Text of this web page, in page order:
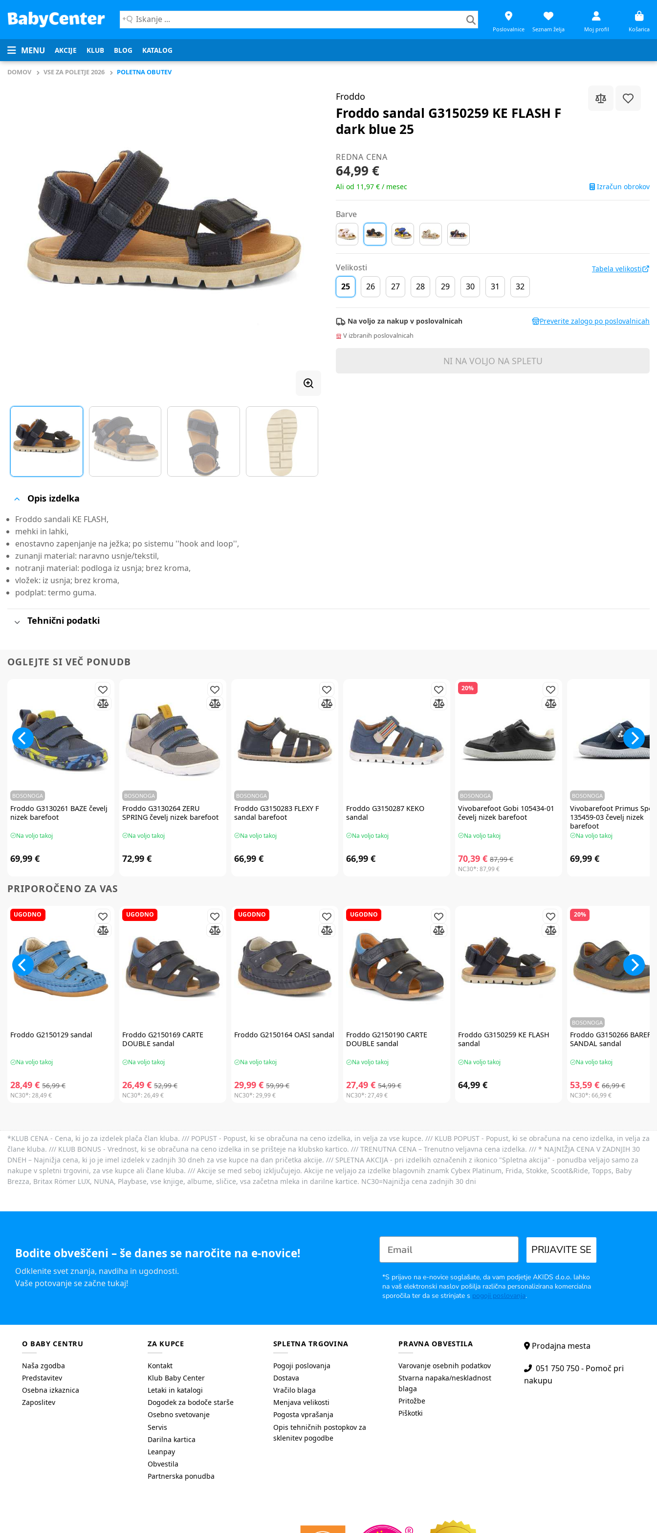
Iskanje
...
Poslovalnice Seznam želja Moj profil Košarica
MENU AKCIJE KLUB BLOG KATALOG
DOMOV VSE ZA POLETJE 2026 POLETNA OBUTEV
Froddo
Froddo sandal G3150259 KE FLASH F
dark blue 25
REDNA CENA
64,99 €
Ali od 11,97 € / mesec Izračun obrokov
Barve
Velikosti Tabela velikosti
25 26 27 28 29 30 31 32
Na voljo za nakup v poslovalnicah Preverite zalogo po poslovalnicah
V izbranih poslovalnicah
NI NA VOLJO NA SPLETU
Opis izdelka
Froddo sandali KE FLASH,
mehki in lahki,
enostavno zapenjanje na ježka; po sistemu ''hook and loop'',
zunanji material: naravno usnje/tekstil,
notranji material: podloga iz usnja; brez kroma,
vložek: iz usnja; brez kroma,
podplat: termo guma.
Tehnični podatki
OGLEJTE SI VEČ PONUDB
BOSONOGA
Froddo G3130261 BAZE čevelj
nizek barefoot
Na voljo takoj
69,99 €
BOSONOGA
Froddo G3130264 ZERU
SPRING čevelj nizek barefoot
Na voljo takoj
72,99 €
BOSONOGA
Froddo G3150283 FLEXY F
sandal barefoot
Na voljo takoj
66,99 €
Froddo G3150287 KEKO
sandal
Na voljo takoj
66,99 €
20%
BOSONOGA
VivobarefootGobi 105434-01
čevelj nizek barefoot
Na voljo takoj
70,39 € 87,99 €
NC30*:87,99 €
BOSONOGA
Vivobarefoot Primus
135459-03 čevelj nizek
barefoot
Na voljo takoj
69,99 €
PRIPOROČENO ZA VAS
UGODNO
Froddo G2150129 sandal
Na voljo takoj
28,49 € 56,99 €
NC30*:28,49 €
UGODNO
Froddo G2150169 CARTE
DOUBLE sandal
Na voljo takoj
26,49 € 52,99 €
NC30*:26,49 €
UGODNO
Froddo G2150164 OASI sandal
Na voljo takoj
29,99 € 59,99 €
NC30*:29,99 €
UGODNO
Froddo G2150190 CARTE
DOUBLE sandal
Na voljo takoj
27,49 € 54,99 €
NC30*:27,49 €
Froddo G3150259 KE FLASH
sandal
Na voljo takoj
64,99 €
20%
BOSONOGA
Froddo G3150266
SANDAL sandal
Na voljo takoj
53,59 € 66,99 €
NC30*:66,99 €
*KLUB CENA - Cena, ki jo za izdelek plača član kluba. /// POPUST - Popust, ki se obračuna na ceno izdelka, in velja za vse kupce. /// KLUB POPUST - Popust, ki se obračuna na ceno izdelka, in velja za
člane kluba. /// KLUB BONUS - Vrednost, ki se obračuna na ceno izdelka in se prišteje na klubsko kartico. /// TRENUTNA CENA – Trenutno veljavna cena izdelka. /// * NAJNIŽJA CENA V ZADNJIH 30
DNEH – Najnižja cena, ki jo je imel izdelek v zadnjih 30 dneh za vse kupce na dan pričetka akcije. /// SPLETNA AKCIJA - pri izdelkih označenih z ikonico "Spletna akcija" - ponudba veljajo samo za
nakupe v spletni trgovini, za vse kupce ali člane kluba. /// Akcije se med seboj izključujejo. Akcije ne veljajo za izdelke blagovnih znamk Cybex Platinum, Frida, Stokke, Scoot&Ride, Topps, Baby
Brezza, Britax Römer LUX, NUNA, Playbase, vse knjige, albume, sličice, vsa začetna mleka in darilne kartice. NC30=Najnižja cena zadnjih 30 dni
Bodite obveščeni – še danes se naročite na e-novice!
Odklenite svet znanja, navdiha in ugodnosti.
Vaše potovanje se začne tukaj!
PRIJAVITE SE
*S prijavo na e-novice soglašate, da vam podjetje AKIDS d.o.o. lahko
na vaš elektronski naslov pošilja različna personalizirana komercialna
sporočila ter da se strinjate s pogoji poslovanja.
O BABY CENTRU
Naša zgodba
Predstavitev
Osebna izkaznica
Zaposlitev
ZA KUPCE
Kontakt
Klub Baby Center
Letaki in katalogi
Dogodek za bodoče starše
Osebno svetovanje
Servis
Darilna kartica
Leanpay
Obvestila
Partnerska ponudba
SPLETNA TRGOVINA
Pogoji poslovanja
Dostava
Vračilo blaga
Menjava velikosti
Pogosta vprašanja
Opis tehničnih postopkov za
sklenitev pogodbe
PRAVNA OBVESTILA
Varovanje osebnih podatkov
Stvarna napaka/neskladnost
blaga
Pritožbe
Piškotki
Prodajna mesta
051 750 750 - Pomoč pri
nakupu